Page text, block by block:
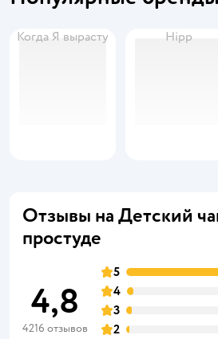
Когда Я вырасту Hipp
Отзывы на Детский
простуде
4,8
4216 отзывов
5
4
3
2